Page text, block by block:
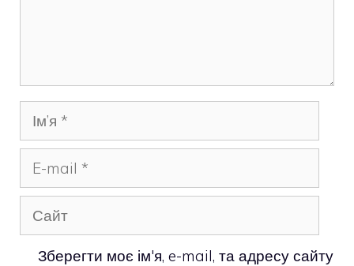
Ім’я
mail
Сайт
Зберегти моє ім'я, e-mail, та адресу сайту